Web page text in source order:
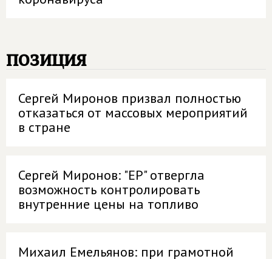
позиция
Сергей Миронов призвал полностью
отказаться от массовых мероприятий
в стране
Сергей Миронов: "ЕР" отвергла
возможность контролировать
внутренние цены на топливо
Михаил Емельянов: при грамотной